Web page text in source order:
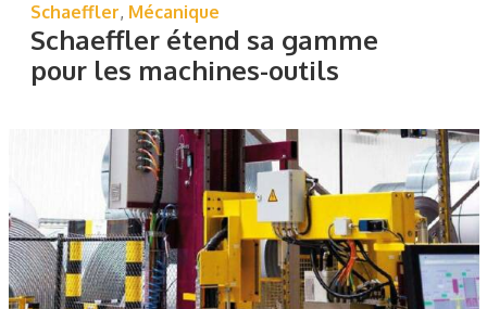
Schaeffler, Mécanique
Schaeffler étend sa gamme
pour les machines-outils